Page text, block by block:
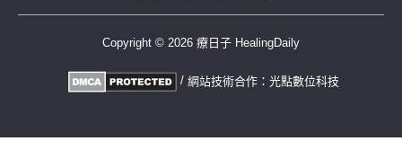
Copyright © 2026 療日子 HealingDaily
/ 網站技術合作： 光點數位科技